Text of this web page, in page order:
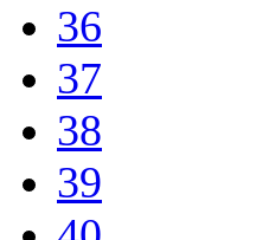
36
37
38
39